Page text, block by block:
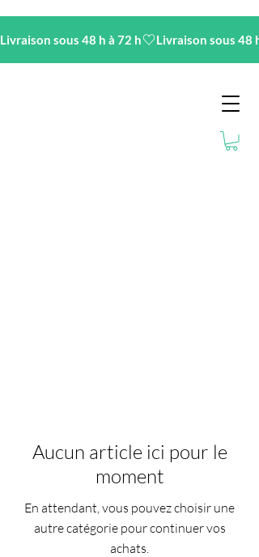
Livraison sous 48 h à 72 h
Aucun article ici pour le
moment
En attendant, vous pouvez choisir une
autre catégorie pour continuer vos
achats.